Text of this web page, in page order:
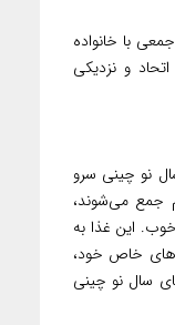
با خانواده
و نزدیکی
نو چینی سرو
جمع می‌شوند،
این غذا به
خاص خود،
سال نو چینی